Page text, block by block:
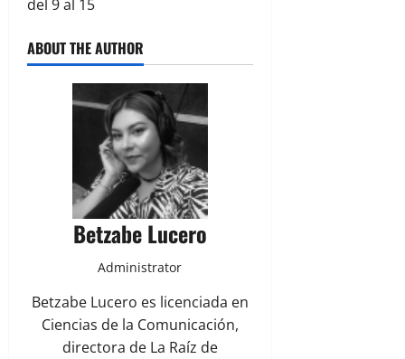
del 9 al 15
ABOUT THE AUTHOR
Betzabe Lucero
Administrator
Betzabe Lucero es licenciada en
Ciencias de la Comunicación,
directora de La Raíz de